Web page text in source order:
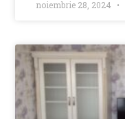
noiembrie 28, 2024